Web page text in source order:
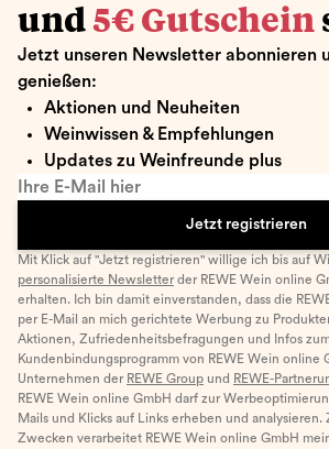
und 5€ Gutschein
Jetzt unseren Newsletter abonnieren
genießen:
Aktionen und Neuheiten
Weinwissen & Empfehlungen
Updates zu Weinfreunde plus
Ihre E-Mail hier
Jetzt registrieren
Mit Klick auf "Jetzt registrieren" willige ich bis auf
personalisierte Newsletter der REWE Wein online
erhalten. Ich bin damit einverstanden, dass die
per E-Mail an mich gerichtete Werbung zu
Aktionen, Zufriedenheitsbefragungen und Infos
Kundenbindungsprogramm von REWE Wein online
Unternehmen der REWE Group und REWE-
REWE Wein online GmbH darf zur
Mails und Klicks auf Links erheben und analysieren.
Zwecken verarbeitet REWE Wein online GmbH